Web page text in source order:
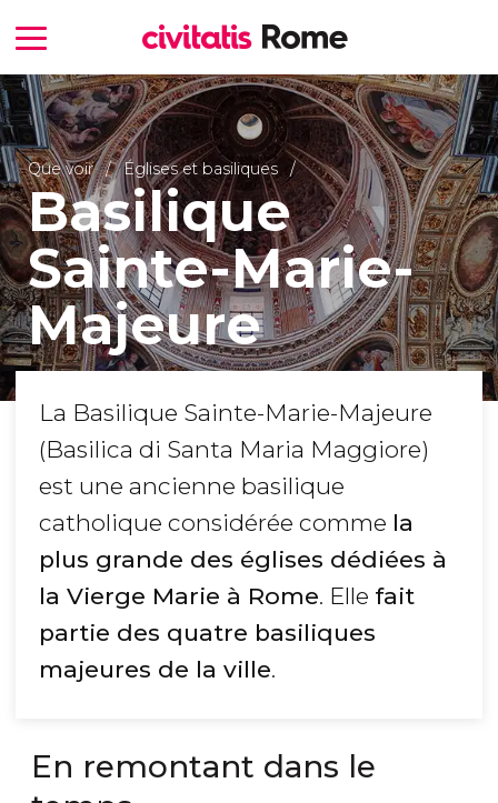
Que voir Églises et basiliques
Basilique
Sainte-Marie-
Majeure
La Basilique Sainte-Marie-Majeure
(Basilica di Santa Maria Maggiore)
est une ancienne basilique
catholique considérée comme la
plus grande des églises dédiées à
la Vierge Marie à Rome. Elle fait
partie des quatre basiliques
majeures de la ville.
En remontant dans le